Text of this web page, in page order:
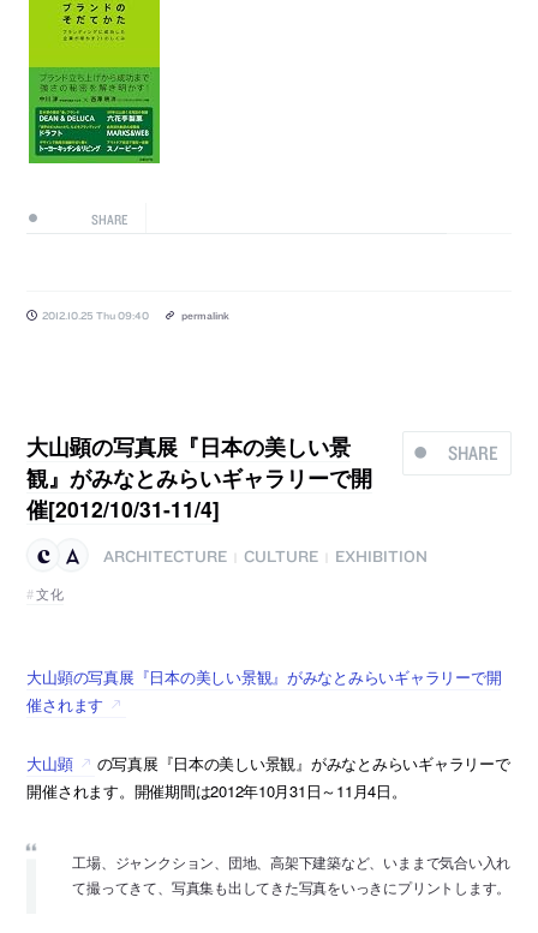
SHARE
2012.10.25 Thu 09:40 permalink
SHARE
大山顕の写真展『日本の美しい景
観』がみなとみらいギャラリーで開
催[2012/10/31-11/4]
ARCHITECTURE CULTURE
EXHIBITION
文化
大山顕の写真展『日本の美しい景観』がみなとみらいギャラリーで開
催されます
大山顕
の写真展『日本の美しい景観』がみなとみらいギャラリーで
開催されます。開催期間は2012年10月31日～11月4日。
工場、ジャンクション、団地、高架下建築など、いままで気合い入れ
て撮ってきて、写真集も出してきた写真をいっきにプリントします。